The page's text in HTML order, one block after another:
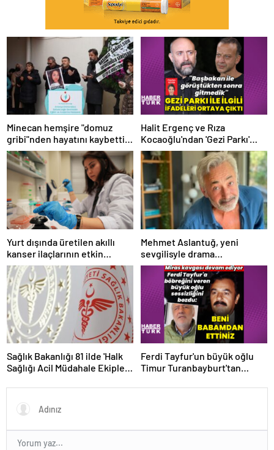
Minecan hemşire "domuz
gribi"nden hayatını kaybetti –
Haberler | Sağlık Haberleri
Halit Ergenç ve Rıza
Kocaoğlu'ndan 'Gezi Parkı'
ifadesi – Magazin haberleri
Yurt dışında üretilen akıllı
kanser ilaçlarının etkin
maddesi yerli imkanlarla
geliştirildi | Sağlık Haberleri
Mehmet Aslantuğ, yeni
sevgilisyle drama
çalışmalarında tanıştı –
Magazin haberleri
Sağlık Bakanlığı 81 ilde 'Halk
Sağlığı Acil Müdahale Ekipleri'
Ferdi Tayfur'un büyük oğlu
Timur Turanbayburt'tan